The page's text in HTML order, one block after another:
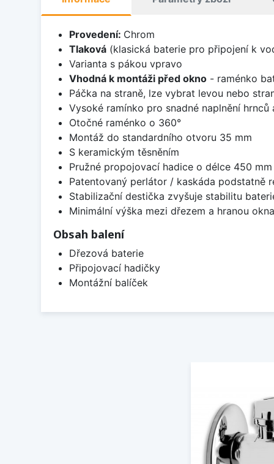
Provedení: Chrom
Tlaková(klasická baterie pro připojení k
Varianta s pákou vpravo
Vhodná k montáži před okno- raménko
Páčka na straně, lze vybrat levou nebo
Vysoké ramínko pro snadné naplnění hrnců
Otočné raménko o 360°
Montáž do standardního otvoru 35 mm
S keramickým těsněním
Pružné propojovací hadice o délce 450
Patentovaný perlátor / kaskáda podstatně
Stabilizační destička zvyšuje stabilitu
Minimální výška mezi dřezem a hranou
Obsah balení
Dřezová baterie
Připojovací hadičky
Montážní balíček